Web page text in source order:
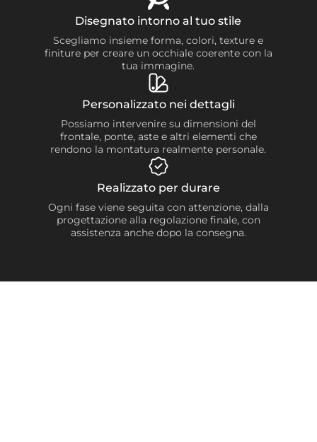
Disegnato intorno al tuo stile
Scegliamo insieme forma, colori, texture e
finiture per creare un occhiale coerente con la
tua immagine.
Personalizzato nei dettagli
Possiamo intervenire su dimensioni del
frontale, ponte, aste e altri elementi che
rendono la montatura realmente personale.
Realizzato per durare
Ogni fase viene seguita con attenzione, dalla
progettazione alla regolazione finale, con
assistenza anche dopo la consegna.